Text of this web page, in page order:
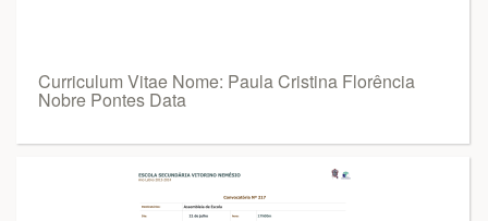
Curriculum Vitae Nome: Paula Cristina Florência
Nobre Pontes Data